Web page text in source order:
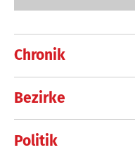
Chronik
Bezirke
Politik